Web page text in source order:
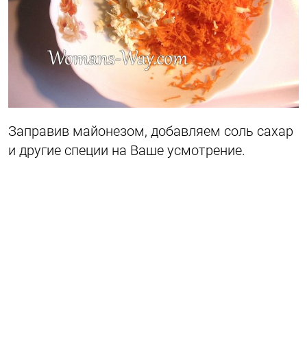
Заправив майонезом, добавляем соль сахар
и другие специи на Ваше усмотрение.